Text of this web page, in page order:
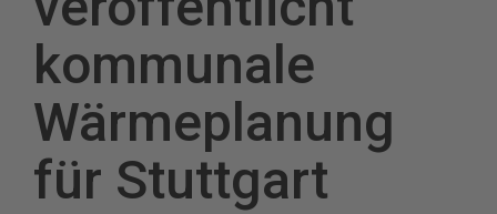
kommunale
Wärmeplanung
für Stuttgart